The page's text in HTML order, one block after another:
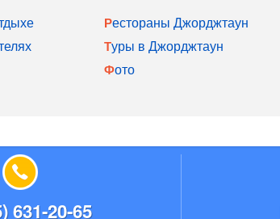
Рестораны Джорджтаун
Туры в Джорджтаун
Фото
631-20-65